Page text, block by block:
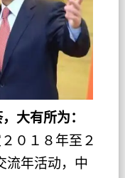
大有所为：
０１８年至２
流年活动，中